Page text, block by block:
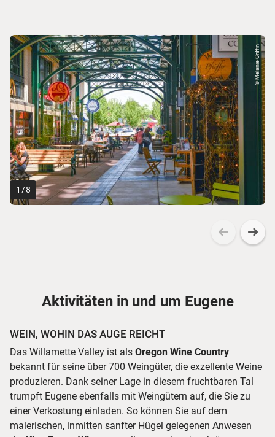
© Melanie Griffin
1 /8
Aktivitäten in und um Eugene
WEIN, WOHIN DAS AUGE REICHT
Das Willamette Valley ist als Oregon Wine Country
bekannt für seine über 700 Weingüter, die exzellente Weine
produzieren. Dank seiner Lage in diesem fruchtbaren Tal
trumpft Eugene ebenfalls mit Weingütern auf, die Sie zu
einer Verkostung einladen. So können Sie auf dem
malerischen, inmitten sanfter Hügel gelegenen Anwesen